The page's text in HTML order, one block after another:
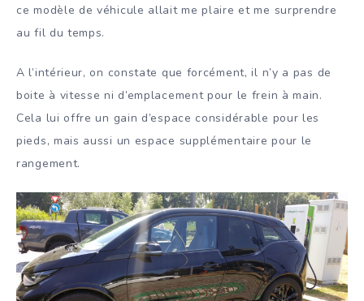
ce modèle de véhicule allait me plaire et me surprendre
au fil du temps.
A l’intérieur, on constate que forcément, il n’y a pas de
boite à vitesse ni d’emplacement pour le frein à main.
Cela lui offre un gain d’espace considérable pour les
pieds, mais aussi un espace supplémentaire pour le
rangement.